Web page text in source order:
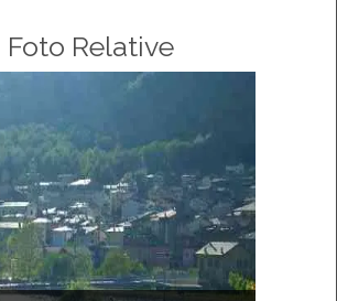
Foto Relative